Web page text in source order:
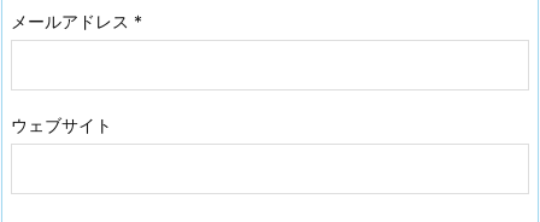
メールアドレス *
ウェブサイト